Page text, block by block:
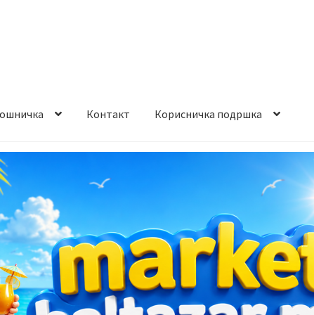
Контакт Корисничка подршка
и начин на плаќање
на производ Услови за користење